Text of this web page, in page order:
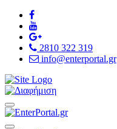
2810 322 319
info@enterportal.gr